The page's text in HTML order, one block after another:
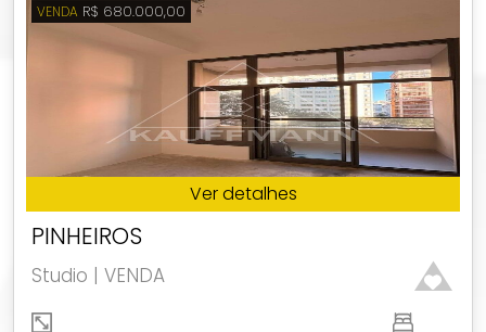
VENDA R$ 680.000,00
Ver detalhes
PINHEIROS
Studio | VENDA